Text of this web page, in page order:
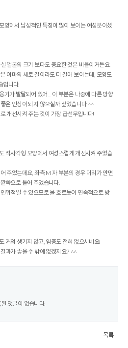
양에서 남성적인 특징이 많이 보이는 여성분이셨
얼굴의 크기 보다도 중요한 것은 비율이거든요.
이마의 세로 길이라도 더 길어 보이는데, 모양도
입니다.
기가 발달되어 있어... 이 부분은 나중에 다른 방향
은 인상이 되지 않으실까 싶었습니다 ^^
개선시켜 주는 것이 가장 급선무입니다!
직사각형 모양에서 여성스럽게 개선시켜 주었습
주었는데요, 좌측 M 자 부분의 경우 머리가 안면
쪽으로 틀어 주었습니다.
위적일 수 있으므로 물 흐르듯이 연속적으로 방
거의 생기지 않고, 염증도 전혀 없으시네요!
과가 좋을 수 밖에 없겠지요? ^^
댓글이 없습니다.
목록